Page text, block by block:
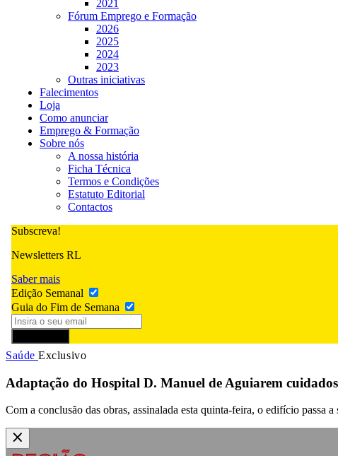
2021
Fórum Emprego e Formação
2026
2025
2024
2023
Outras iniciativas
Falecimentos
Loja
Como anunciar
Emprego & Formação
Sobre nós
A nossa história
Ficha Técnica
Termos e Condições
Estatuto Editorial
Contactos
Subscreva!
Newsletters RL
Saber mais
Edição Semanal
Guia do Fim de Semana
Saúde Exclusivo
Adaptação do Hospital D. Manuel de Aguiarem
Com a conclusão das obras, assinalada esta quinta-feira, o edifício passa